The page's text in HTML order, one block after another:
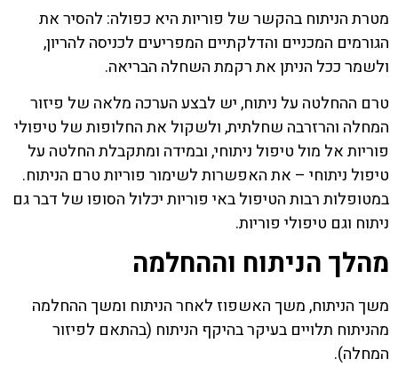
מטרת הניתוח בהקשר של פוריות היא כפולה: להסיר את
הגורמים המכניים והדלקתיים המפריעים לכניסה להריון,
ולשמר ככל הניתן את רקמת השחלה הבריאה.
טרם ההחלטה על ניתוח, יש לבצע הערכה מלאה של פיזור
המחלה והרזרבה שחלתית, ולשקול את החלופות של טיפולי
פוריות אל מול טיפול ניתוחי, ובמידה ומתקבלת החלטה על
טיפול ניתוחי – את האפשרות לשימור פוריות טרם הניתוח.
במטופלות רבות הטיפול באי פוריות יכלול הסופו של דבר גם
ניתוח וגם טיפולי פוריות.
מהלך הניתוח וההחלמה
משך הניתוח, משך האשפוז לאחר הניתוח ומשך ההחלמה
מהניתוח תלויים בעיקר בהיקף הניתוח (בהתאם לפיזור
המחלה).